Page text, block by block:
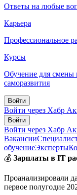
Ответы на любые
Карьера
Профессиональное
Курсы
Обучение для смены
саморазвития
Войти
Войти через Хабр
Войти
Войти через Хабр
Вакансии
обучениеЭксперты
💰 Зарплаты в IT
Проанализировали
первое полугодие